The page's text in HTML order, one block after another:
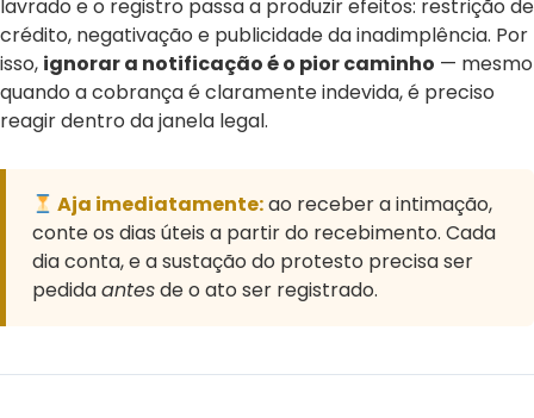
lavrado e o registro passa a produzir efeitos: restrição de
crédito, negativação e publicidade da inadimplência. Por
isso, ignorar a notificação é o pior caminho — mesmo
quando a cobrança é claramente indevida, é preciso
reagir dentro da janela legal.
Aja imediatamente:ao receber a intimação,
conte os dias úteis a partir do recebimento. Cada
dia conta, e a sustação do protesto precisa ser
pedidaantesde o ato ser registrado.